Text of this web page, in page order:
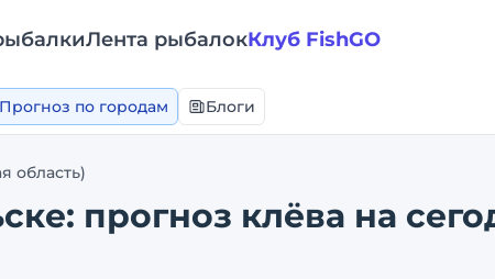
Лента рыбалокКлуб FishGO
Прогноз по городам Блоги
область)
: прогноз клёва на